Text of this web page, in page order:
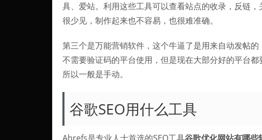
具、爱站。利用这些工具可以查看站点的收录，反链
很少见，制作起来也不容易，也很难准确。
第三个是万能营销软件，这个牛逼了是用来自动发帖
不需要验证码的平台使用，但是现在大部分好的平台
所以一般是手动。
谷歌SEO用什么工具